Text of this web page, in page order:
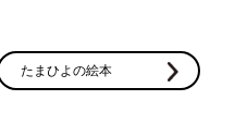
たまひよの絵本